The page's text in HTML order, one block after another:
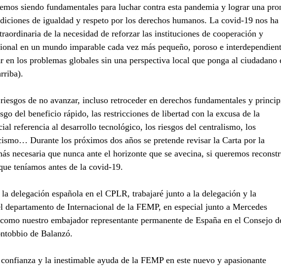
siendo fundamentales para luchar contra esta pandemia y lograr una
de igualdad y respeto por los derechos humanos. La covid-19 nos ha
de la necesidad de reforzar las instituciones de cooperación y
en un mundo imparable cada vez más pequeño, poroso e
en los problemas globales sin una perspectiva local que ponga al ciudadano
de no avanzar, incluso retroceder en derechos fundamentales y
del beneficio rápido, las restricciones de libertad con la excusa de la
referencia al desarrollo tecnológico, los riesgos del centralismo, los
Durante los próximos dos años se pretende revisar la Carta por la
necesaria que nunca ante el horizonte que se avecina, si queremos
teníamos antes de la covid-19.
delegación española en el CPLR, trabajaré junto a la delegación y la
departamento de Internacional de la FEMP, en especial junto a Mercedes
nuestro embajador representante permanente de España en el Consejo
de Balanzó.
y la inestimable ayuda de la FEMP en este nuevo y apasionante